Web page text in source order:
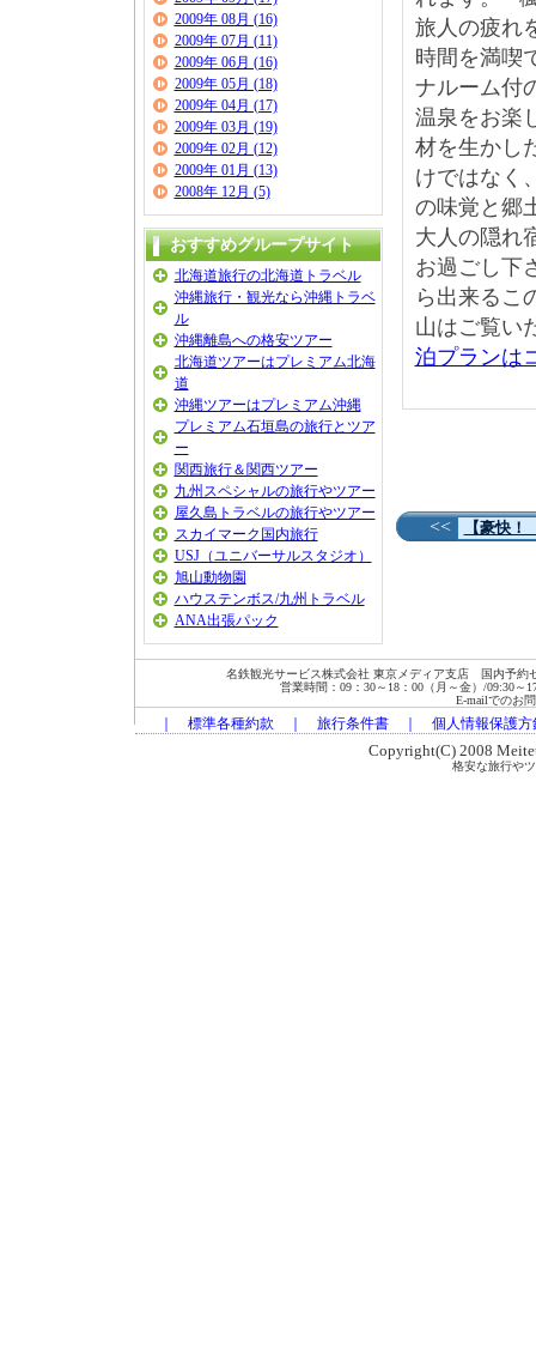
2009年 08月 (16)
2009年 07月 (11)
2009年 06月 (16)
2009年 05月 (18)
2009年 04月 (17)
2009年 03月 (19)
2009年 02月 (12)
2009年 01月 (13)
2008年 12月 (5)
おすすめグループサイト
北海道旅行の北海道トラベル
沖縄旅行・観光なら沖縄トラベ
ル
沖縄離島への格安ツアー
北海道ツアーはプレミアム北海
道
沖縄ツアーはプレミアム沖縄
プレミアム石垣島の旅行とツア
ー
関西旅行＆関西ツアー
九州スペシャルの旅行やツアー
屋久島トラベルの旅行やツアー
スカイマーク国内旅行
USJ（ユニバーサルスタジオ）
旭山動物園
ハウステンボス/九州トラベル
ANA出張パック
旅人の疲れ
時間を満喫
ナルーム付
温泉をお楽
材を生かし
けではなく
の味覚と郷
大人の隠れ
お過ごし下
ら出来るこ
山はご覧い
泊プランは
<< 【豪快
名鉄観光サービス株式会社 東京メディア支店 国内予約
営業時間：09：30～18：00（月～金）/09:30～
E-mailでのお
標準各種約款 旅行条件書｜ 個人情報保護方
Copyright(C) 2008
格安な旅行や